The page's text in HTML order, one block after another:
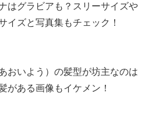
イプ」「先回りして喜ばせた
を大切にしている
点
梨奈 熱愛」「浅川梨奈 彼氏」は
はグラビアも？スリーサイズや
イズと写真集もチェック！
おいよう）の髪型が坊主なのは
がある画像もイケメン！